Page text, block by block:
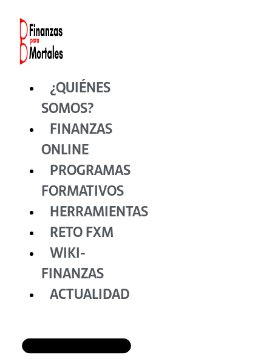
contenido
¿QUIÉNES
SOMOS?
FINANZAS
ONLINE
PROGRAMAS
FORMATIVOS
HERRAMIENTAS
RETO FXM
WIKI-
FINANZAS
ACTUALIDAD